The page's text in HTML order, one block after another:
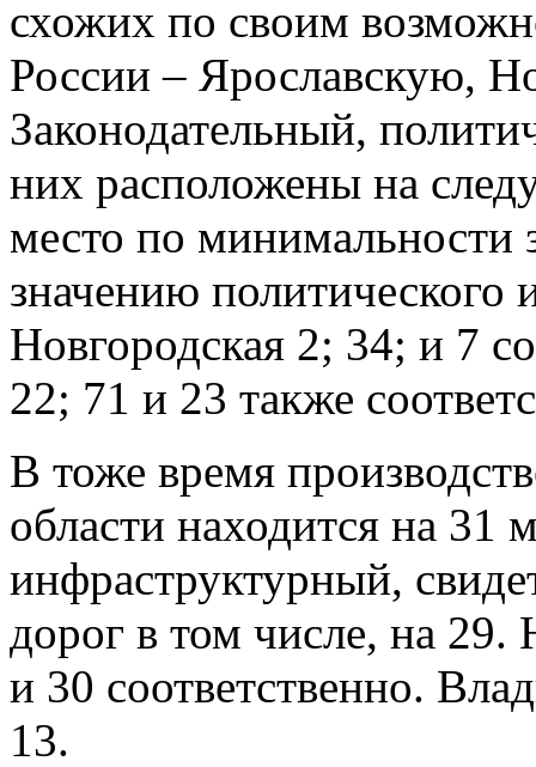
схожих по своим
России – Ярославскую,
Законодательный,
них расположены на
место по минимальности
значению политического
Новгородская 2; 34; и 7
22; 71 и 23 также
В тоже время
области находится на 31
инфраструктурный,
дорог в том числе, на 29.
и 30 соответственно.
13.